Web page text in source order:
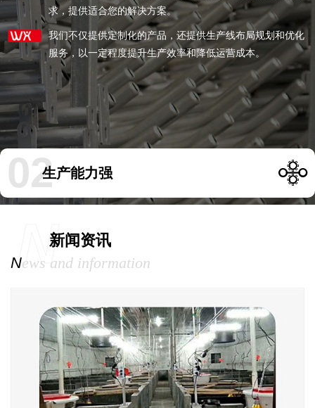
求，提供适合您的解决方案。
我们不仅提供定制化的产品，还提供生产线布局规划和优化
服务，以一定程度提升生产效率和降低运营成本。
02生产能力强
N新闻资讯
News and information